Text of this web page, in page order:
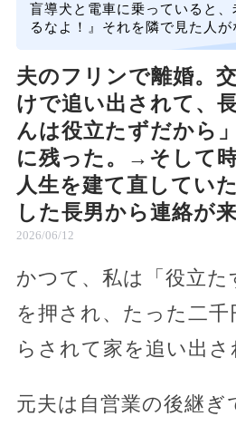
盲導犬と電車に乗っていると
るなよ！』それを隣で見た人が
夫のフリンで離婚。
けで追い出されて、
んは役立たずだから
に残った。→そして
人生を建て直してい
した長男から連絡が
2026/06/12
かつて、私は「役立た
を押され、たった二千
らされて家を追い出さ
元夫は自営業の後継ぎ